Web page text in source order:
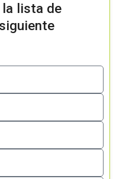
lista de